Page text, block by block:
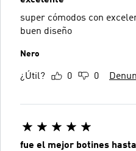
super cómodos con excelentes
buen diseño
Nero
¿Útil? 0 0
fue el mejor botines